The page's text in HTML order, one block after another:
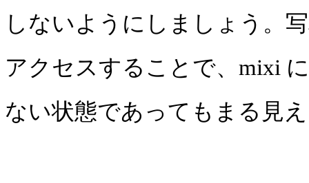
しないようにしましょう。
アクセスすることで、mixi
ない状態であってもまる見